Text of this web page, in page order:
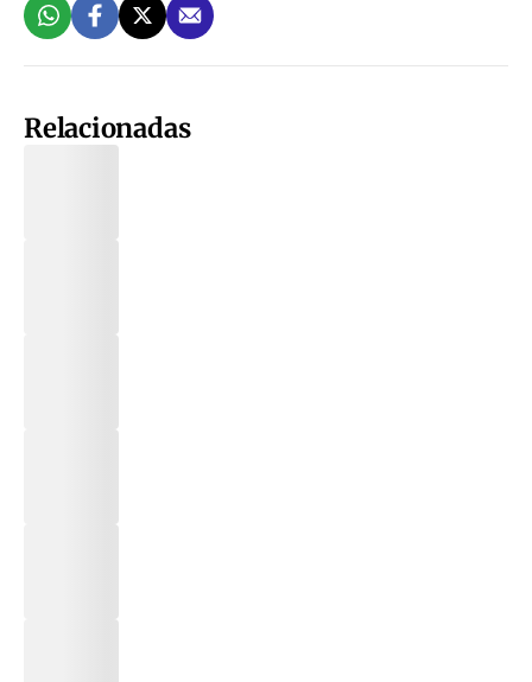
Relacionadas